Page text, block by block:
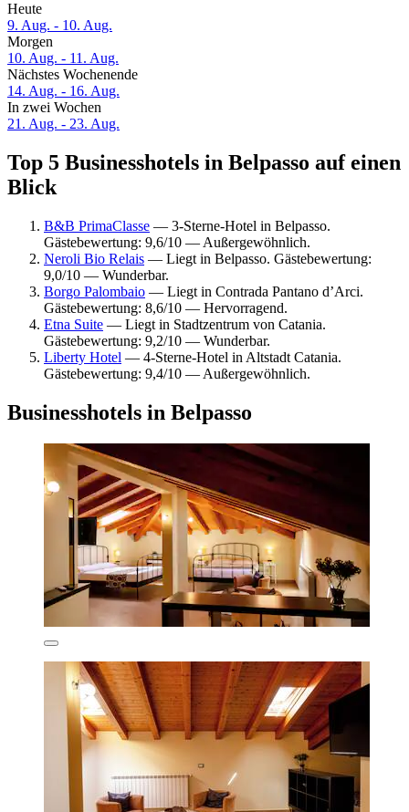
Heute
9. Aug. - 10. Aug.
Morgen
10. Aug. - 11. Aug.
Nächstes Wochenende
14. Aug. - 16. Aug.
In zwei Wochen
21. Aug. - 23. Aug.
Top 5 Businesshotels in Belpasso auf einen
Blick
B&B PrimaClasse — 3-Sterne-Hotel in Belpasso.
Gästebewertung: 9,6/10 — Außergewöhnlich.
Neroli Bio Relais — Liegt in Belpasso. Gästebewertung:
9,0/10 — Wunderbar.
Borgo Palombaio — Liegt in Contrada Pantano d’Arci.
Gästebewertung: 8,6/10 — Hervorragend.
Etna Suite — Liegt in Stadtzentrum von Catania.
Gästebewertung: 9,2/10 — Wunderbar.
Liberty Hotel — 4-Sterne-Hotel in Altstadt Catania.
Gästebewertung: 9,4/10 — Außergewöhnlich.
Businesshotels in Belpasso